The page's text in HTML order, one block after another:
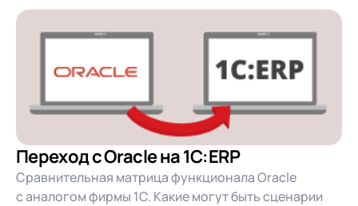
Переход с Oracle на 1C:ERP
Сравнительная матрица функционала Oracle
с аналогом фирмы 1С. Какие могут быть сценарии